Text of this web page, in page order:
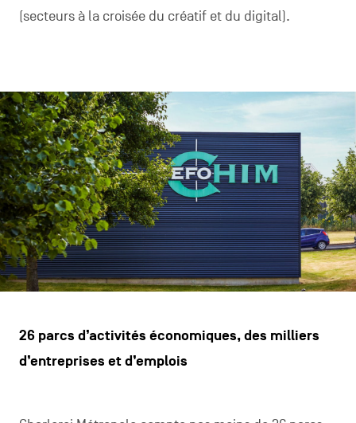
(secteurs à la croisée du créatif et du digital).
26 parcs d’activités économiques, des milliers
d’entreprises et d’emplois